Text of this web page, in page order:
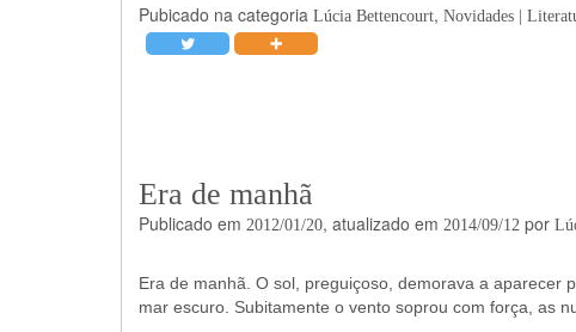
Pubicado na categoria Lúcia Bettencourt, Novidades |
Era de manhã
Publicado em 2012/01/20, atualizado em 2014/09/12 por
Era de manhã. O sol, preguiçoso, demorava a aparecer
mar escuro. Subitamente o vento soprou com força, as